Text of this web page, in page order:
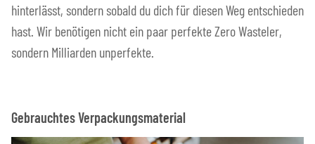
hinterlässt, sondern sobald du dich für diesen Weg entschieden
hast. Wir benötigen nicht ein paar perfekte Zero Wasteler,
sondern Milliarden unperfekte.
Gebrauchtes Verpackungsmaterial